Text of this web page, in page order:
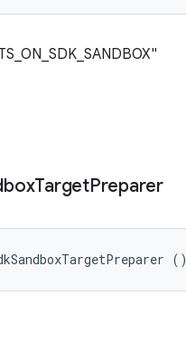
TargetPreparer
()